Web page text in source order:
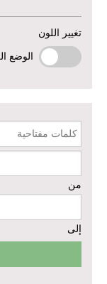
تغيير اللون
الوضع
كلمات مفتاحية
من
إلى
منشأة الإقراض
الثالثة
دعم الخدمات الصحية
إعادة تأهيل المنازل
مشروع إعادة تأهيل
مبادرة متعددة